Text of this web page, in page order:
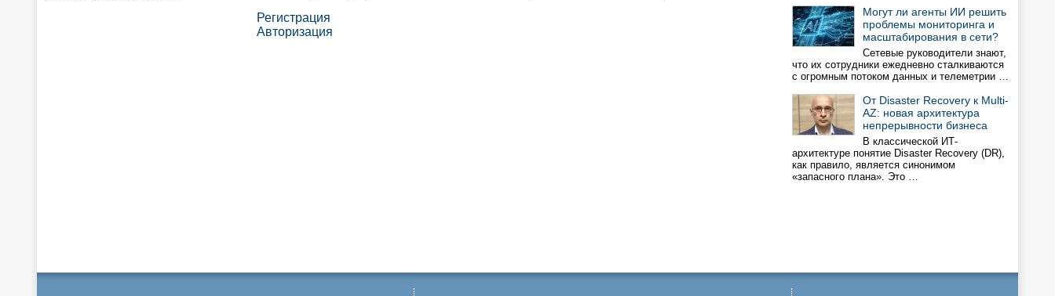
Регистрация
Авторизация
Могут ли агенты ИИ решить
проблемы мониторинга и
масштабирования в сети?
Сетевые руководители знают,
что их сотрудники ежедневно сталкиваются
с огромным потоком данных и телеметрии …
От Disaster Recovery к Multi-
AZ: новая архитектура
непрерывности бизнеса
В классической ИТ-
архитектуре понятие Disaster Recovery (DR),
как правило, является синонимом
«запасного плана». Это …